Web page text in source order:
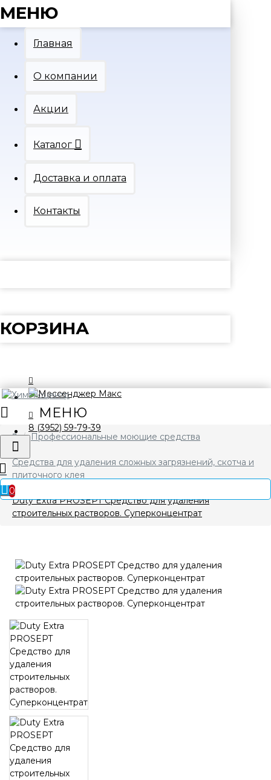
МЕНЮ
Главная
О компании
Акции
Каталог
Доставка и оплата
Контакты
КОРЗИНА
8 (3952) 59-79-39
0
Профессиональные моющие средства
Средства для удаления сложных загрязнений, скотча и
плиточного клея
Duty Extra PROSEPT Средство для удаления
строительных растворов. Суперконцентрат